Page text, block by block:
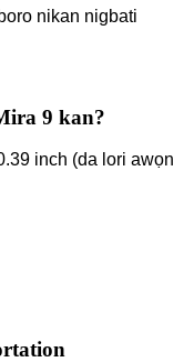
nikan nigbati
9 kan?
inch (da lori awọn